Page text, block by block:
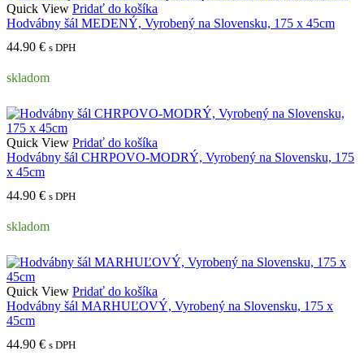
Quick View Pridať do košíka
Hodvábny šál MEDENÝ, Vyrobený na Slovensku, 175 x 45cm
44.90 € s DPH
skladom
Quick View Pridať do košíka
Hodvábny šál CHRPOVO-MODRÝ, Vyrobený na Slovensku, 175
x 45cm
44.90 € s DPH
skladom
Quick View Pridať do košíka
Hodvábny šál MARHUĽOVÝ, Vyrobený na Slovensku, 175 x
45cm
44.90 € s DPH